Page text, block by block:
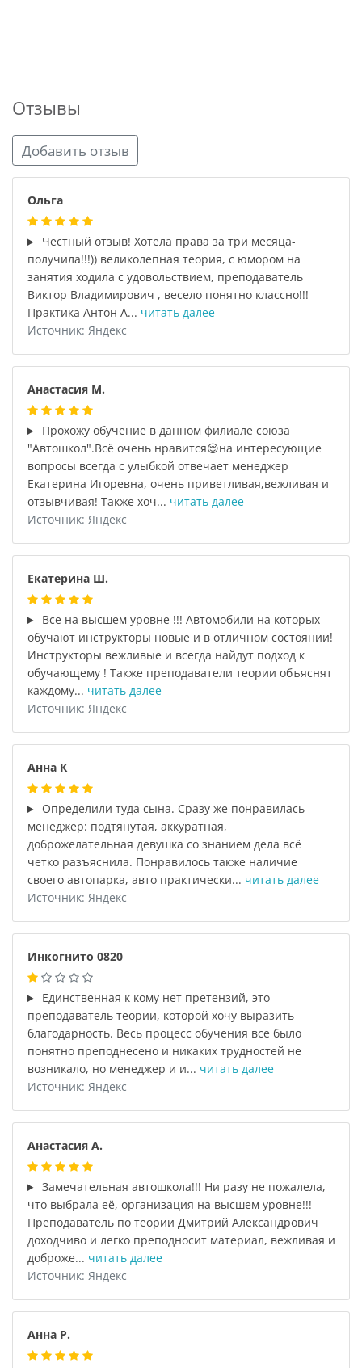
Отзывы
Добавить отзыв
Ольга
Честный отзыв! Хотела права за три месяца-
получила!!!)) великолепная теория, с юмором на
занятия ходила с удовольствием, преподаватель
Виктор Владимирович , весело понятно классно!!!
Практика Антон А... читать далее
Источник: Яндекс
Анастасия М.
Прохожу обучение в данном филиале союза
"Автошкол".Всё очень нравится😌на интересующие
вопросы всегда с улыбкой отвечает менеджер
Екатерина Игоревна, очень приветливая,вежливая и
отзывчивая! Также хоч... читать далее
Источник: Яндекс
Екатерина Ш.
Все на высшем уровне !!! Автомобили на которых
обучают инструкторы новые и в отличном состоянии!
Инструкторы вежливые и всегда найдут подход к
обучающему ! Также преподаватели теории объяснят
каждому... читать далее
Источник: Яндекс
Анна К
Определили туда сына. Сразу же понравилась
менеджер: подтянутая, аккуратная,
доброжелательная девушка со знанием дела всё
четко разъяснила. Понравилось также наличие
своего автопарка, авто практически... читать далее
Источник: Яндекс
Инкогнито 0820
Единственная к кому нет претензий, это
преподаватель теории, которой хочу выразить
благодарность. Весь процесс обучения все было
понятно преподнесено и никаких трудностей не
возникало, но менеджер и и... читать далее
Источник: Яндекс
Анастасия А.
Замечательная автошкола!!! Ни разу не пожалела,
что выбрала её, организация на высшем уровне!!!
Преподаватель по теории Дмитрий Александрович
доходчиво и легко преподносит материал, вежливая и
доброже... читать далее
Источник: Яндекс
Анна Р.